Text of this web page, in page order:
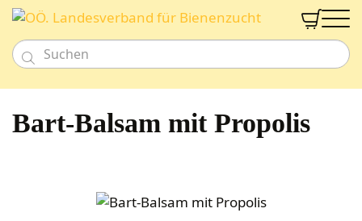

Imkereibedarf
Bienenarbeit
Schwarmfang
Duo-Beute
Bienengesundheit
Honig- & Naturprodukte

Bart-Balsam mit Propolis